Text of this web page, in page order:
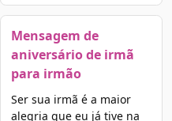
Mensagem de
aniversário de irmã
para irmão
Ser sua irmã é a maior
alegria que eu já tive na